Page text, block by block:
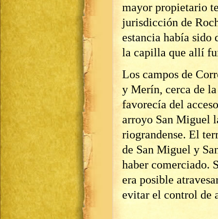
mayor propietario
jurisdicción de
estancia había sido
la capilla que allí
Los campos de
y Merín, cerca de
favorecía del
arroyo San Miguel
riograndense. El
de San Miguel y
haber comerciado.
era posible
evitar el control de